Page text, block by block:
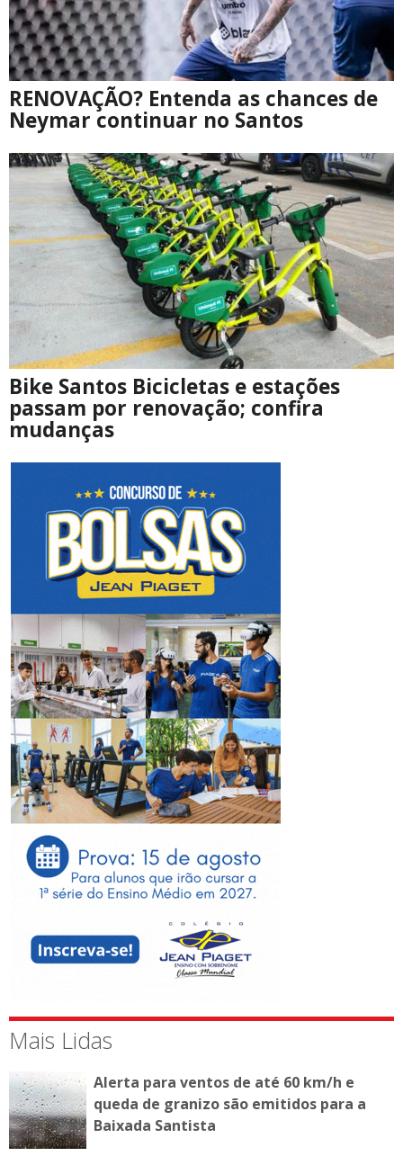
RENOVAÇÃO? Entenda as chances de
Neymar continuar no Santos
Bike Santos Bicicletas e estações
passam por renovação; confira
mudanças
Mais Lidas
Alerta para ventos de até 60 km/h e
queda de granizo são emitidos para a
Baixada Santista